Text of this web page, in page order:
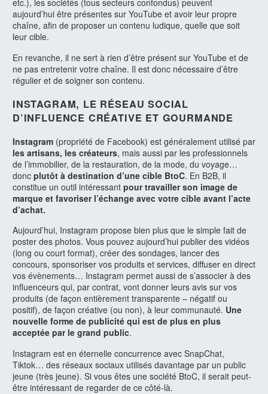
etc.), les sociétés (tous secteurs confondus) peuvent
aujourd’hui être présentes sur YouTube et avoir leur propre
chaîne, afin de proposer un contenu ludique, quelle que soit
leur cible.
En revanche, il ne sert à rien d’être présent sur YouTube et de
ne pas entretenir votre chaîne. Il est donc nécessaire d’être
régulier et de soigner son contenu.
INSTAGRAM, LE RÉSEAU SOCIAL
D’INFLUENCE CRÉATIVE ET GOURMANDE
Instagram (propriété de Facebook) est généralement utilisé par
les artisans, les créateurs, mais aussi par les professionnels
de l’immobilier, de la restauration, de la mode, du voyage…
donc plutôt à destination d’une cible BtoC. En B2B, il
constitue un outil intéressant pour travailler son image de
marque et favoriser l’échange avec votre cible avant l’acte
d’achat.
Aujourd’hui, Instagram propose bien plus que le simple fait de
poster des photos. Vous pouvez aujourd’hui publier des vidéos
(long ou court format), créer des sondages, lancer des
concours, sponsoriser vos produits et services, diffuser en direct
vos évènements… Instagram permet aussi de s’associer à des
influenceurs qui, par contrat, vont donner leurs avis sur vos
produits (de façon entièrement transparente – négatif ou
positif), de façon créative (ou non), à leur communauté. Une
nouvelle forme de publicité qui est de plus en plus
acceptée par le grand public.
Instagram est en éternelle concurrence avec SnapChat,
Tiktok… des réseaux sociaux utilisés davantage par un public
jeune (très jeune). Si vous êtes une société BtoC, il serait peut-
être intéressant de regarder de ce côté-là.